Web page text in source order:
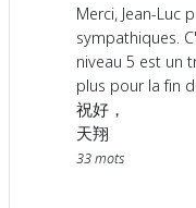
Merci, Jean-Luc
sympathiques.
niveau 5 est un
plus pour la fin
祝好，
天翔
33 mots